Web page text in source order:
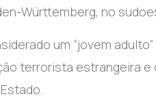
Württemberg, no
um “jovem
terrorista estrangeira